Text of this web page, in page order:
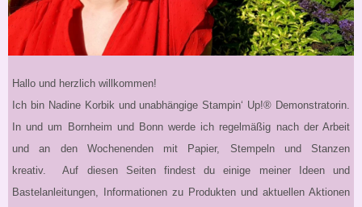
Hallo und herzlich willkommen!
Ich bin Nadine Korbik und unabhängige Stampin‘ Up!® Demonstratorin.
In und um Bornheim und Bonn werde ich regelmäßig nach der Arbeit
und an den Wochenenden mit Papier, Stempeln und Stanzen
kreativ. Auf diesen Seiten findest du einige meiner Ideen und
Bastelanleitungen, Informationen zu Produkten und aktuellen Aktionen